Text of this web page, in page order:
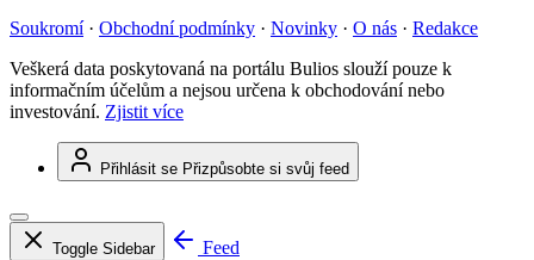
Soukromí · Obchodní podmínky · Novinky · O nás · Redakce
Veškerá data poskytovaná na portálu Bulios slouží pouze k
informačním účelům a nejsou určena k obchodování nebo
investování. Zjistit více
Přihlásit se Přizpůsobte si svůj feed
Toggle Sidebar
Feed